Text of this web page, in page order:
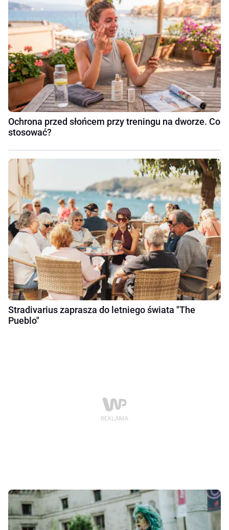
Ochrona przed słońcem przy treningu na dworze. Co
stosować?
Stradivarius zaprasza do letniego świata "The
Pueblo"